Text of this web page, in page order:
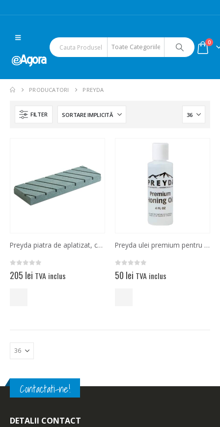
0
PRODUCATORI PREYDA
FILTER
Preyda piatra de aplatizat, corectat si ascutit
0 out of 5
205 lei TVA inclus
Preyda ulei premium pentru slefuire 120 ml
0out of 5
50 lei TVA inclus
Contactati-ne!
DETALII CONTACT